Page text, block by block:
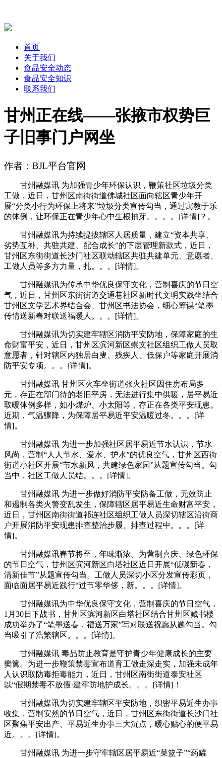
首页
关于我们
食品安全动态
食品安全知识
联系我们
甘州正在线——张掖市权势巨
子旧事门户网坐
作者：BJL平台官网
甘州融媒讯 为加强青少年环保认识，鞭策社区垃圾分类
工做，近日，甘州区南街街道佛城社区面向辖区青少年开
展“分类小行为环保上将来”垃圾分类宣传勾当，通过寓教于乐
的体例，让环保正在青少年心中生根抽芽。。。。[详情]？。
甘州融媒讯为持续提拔辖区人居质量，建立“资本共享、
劣势互补、共驻共建、配合成长”的下层管理新款式，近日，
甘州区东街街道长沙门社区联动辖区共驻共建单元、意愿者、
工做人员等多方力量，扎。。。[详情]。
甘州融媒讯为传承中华优良保守文化，营制喜庆的节日空
气，近日，甘州区东街街道交通巷社区新时代文明实践坐结合
甘州区文学艺术界结合会、甘州区书法协会，细心筹谋“笔墨
传情送新春对联送福暖人。。。[详情]。
甘州融媒讯为切实建牢辖区消防平安防地，保障家庭的生
命财富平安，近日，甘州区滨河新区崇文社区组织工做人员取
意愿者，针对辖区内独居白叟、残疾人、低保户等家庭开展消
防平安专项。。。[详情]。
甘州融媒讯 甘州区火车坐街道张火社区因住房布局多
元，存正在部门待的老旧平房，无法进行集中供暖，居平易近
取暖体例多样，如小煤炉、小太阳等，存正在各类平安现患。
近期，气温骤降，为保障居平易近平安温暖过冬。。。[详
情]。
甘州融媒讯 为进一步加强社区居平易近节水认识，节水
风尚，营制“人人节水、爱水、护水”的优良空气，甘州区西街
街道小社区开展“节水新风，共建绿色家园”从题宣传勾当。勾
当中，社区工做人员结。。。[详情]。
甘州融媒讯 为进一步做好消防平安防备工做，无效防止
和遏制各类火警变乱发生，保障辖区居平易近生命财富平安，
近日，甘州区南街街道祁连社区组织工做人员深切辖区沿街商
户开展消防平安现患排查整治步履。排查过程中。。。[详
情]。
甘州融媒讯春节将至，年味渐浓。为营制喜庆、绿色环保
的节日空气，甘州区滨河新区白塔社区近日开展“低碳新春，
清新佳节”从题宣传勾当。工做人员深切小区分发宣传彩页，
面临面居平易近践行“过节零华侈，新。。。[详情]。
甘州融媒讯为中华优良保守文化，营制喜庆的节日空气，
1月30日下战书，甘州区滨河新区白塔社区结合甘州区藏书楼
成功举办了“笔墨送春，福送万家”写对联送祝愿从题勾当。勾
当吸引了浩繁辖区。。。[详情]。
甘州融媒讯 毒品防止教育是守护青少年健康成长的主要
樊篱。为进一步鞭策禁毒宣布道育工做走深走实，加强未成年
人认识取防毒拒毒能力，近日，甘州区南街街道泰安社区
以“假期禁毒不放假·建牢防地护成长。。。[详情]！
甘州融媒讯为切实建牢辖区平安防地，织密平易近生办事
收集，营制安然的节日空气，近日，甘州区东街街道长沙门社
区聚焦平安出产、平易近生办事三大沉点，暖心贴心的便平易
近。。。[详情]。
甘州融媒讯 为进一步守牢辖区居平易近“菜篮子”“药罐